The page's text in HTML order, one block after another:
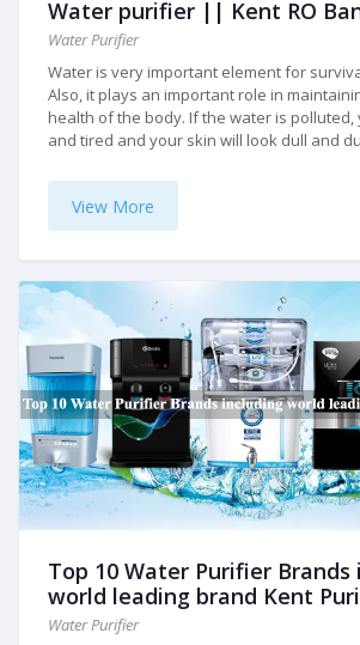
Water purifier || Kent RO
Water Purifier
Water is very important element for
Also, it plays an important role in
health of the body. If the water is
and tired and your skin will look dull and
View More
Top 10 Water Purifier Brands
world leading brand Kent
Water Purifier